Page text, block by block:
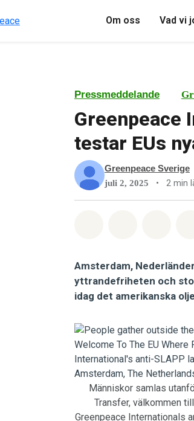
Om oss Vad vi
Pressmeddelande
Greenpeace
testar EUs
Greenpeace Sverige
juli 2, 2025 • 2 min
Amsterdam,
yttrandefriheten och
idag det amerikanska
Människor samlas
Transfer, välkommen
Greenpeace Internationals